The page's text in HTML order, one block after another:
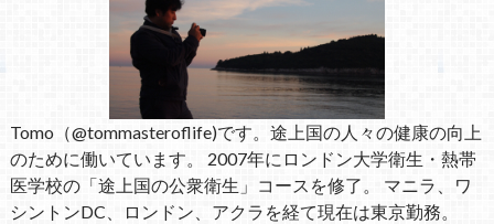
Tomo（@tommasteroflife)です。途上国の人々の健康の向上
のために働いています。 2007年にロンドン大学衛生・熱帯
医学校の「途上国の公衆衛生」コースを修了。 マニラ、ワ
シントンDC、ロンドン、アクラを経て現在は東京勤務。